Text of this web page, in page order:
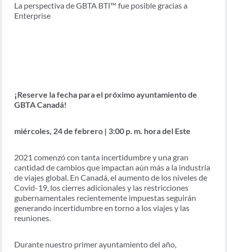
La perspectiva de GBTA BTI™ fue posible gracias a
Enterprise
¡Reserve la fecha para el próximo ayuntamiento de
GBTA Canadá!
miércoles, 24 de febrero | 3:00 p. m. hora del Este
2021 comenzó con tanta incertidumbre y una gran
cantidad de cambios que impactan aún más a la industria
de viajes global. En Canadá, el aumento de los niveles de
Covid-19, los cierres adicionales y las restricciones
gubernamentales recientemente impuestas seguirán
generando incertidumbre en torno a los viajes y las
reuniones.
Durante nuestro primer ayuntamiento del año,